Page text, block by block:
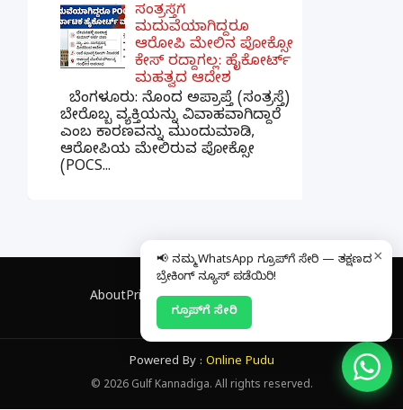
ಸಂತ್ರಸ್ತೆಗೆ
ಮದುವೆಯಾಗಿದ್ದರೂ
ಆರೋಪಿ ಮೇಲಿನ ಪೋಕ್ಸೋ
ಕೇಸ್ ರದ್ದಾಗಲ್ಲ: ಹೈಕೋರ್ಟ್
ಮಹತ್ವದ ಆದೇಶ
ಬೆಂಗಳೂರು: ನೊಂದ ಅಪ್ರಾಪ್ತೆ (ಸಂತ್ರಸ್ತೆ)
ಬೇರೊಬ್ಬ ವ್ಯಕ್ತಿಯನ್ನು ವಿವಾಹವಾಗಿದ್ದಾರೆ
ಎಂಬ ಕಾರಣವನ್ನು ಮುಂದುಮಾಡಿ,
ಆರೋಪಿಯ ಮೇಲಿರುವ ಪೋಕ್ಸೋ
(POCS...
AboutPrivacy PolicyContact
Powered By : Online Pudu
© 2026 Gulf Kannadiga. All rights reserved.
×
📢 ನಮ್ಮ WhatsApp ಗ್ರೂಪ್‌ಗೆ ಸೇರಿ — ತಕ್ಷಣದ
ಬ್ರೇಕಿಂಗ್ ನ್ಯೂಸ್ ಪಡೆಯಿರಿ!
ಗ್ರೂಪ್‌ಗೆ ಸೇರಿ